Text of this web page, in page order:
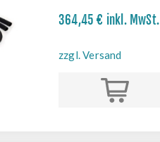
364,45 € inkl. MwSt.
zzgl. Versand
Kaufen